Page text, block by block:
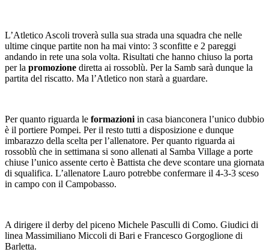
L’Atletico Ascoli troverà sulla sua strada una squadra che nelle
ultime cinque partite non ha mai vinto: 3 sconfitte e 2 pareggi
andando in rete una sola volta. Risultati che hanno chiuso la porta
per la promozione diretta ai rossoblù. Per la Samb sarà dunque la
partita del riscatto. Ma l’Atletico non starà a guardare.
Per quanto riguarda le formazioni in casa bianconera l’unico dubbio
è il portiere Pompei. Per il resto tutti a disposizione e dunque
imbarazzo della scelta per l’allenatore. Per quanto riguarda ai
rossoblù che in settimana si sono allenati al Samba Village a porte
chiuse l’unico assente certo è Battista che deve scontare una giornata
di squalifica. L’allenatore Lauro potrebbe confermare il 4-3-3 sceso
in campo con il Campobasso.
A dirigere il derby del piceno Michele Pasculli di Como. Giudici di
linea Massimiliano Miccoli di Bari e Francesco Gorgoglione di
Barletta.